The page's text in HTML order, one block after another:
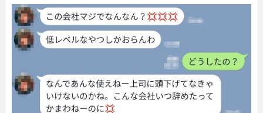
企業インタビュー 専門家インタビュー
ニュース